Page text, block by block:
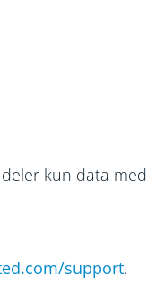
kun data med
support.